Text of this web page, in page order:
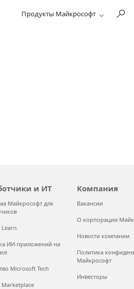
Продукты Майкрософт
и ИТ
Майкрософт для
ИИ-приложений на
Microsoft Tech
Компания
Вакансии
О корпорации
Новости компании
Политика
Майкрософт
Инвесторы